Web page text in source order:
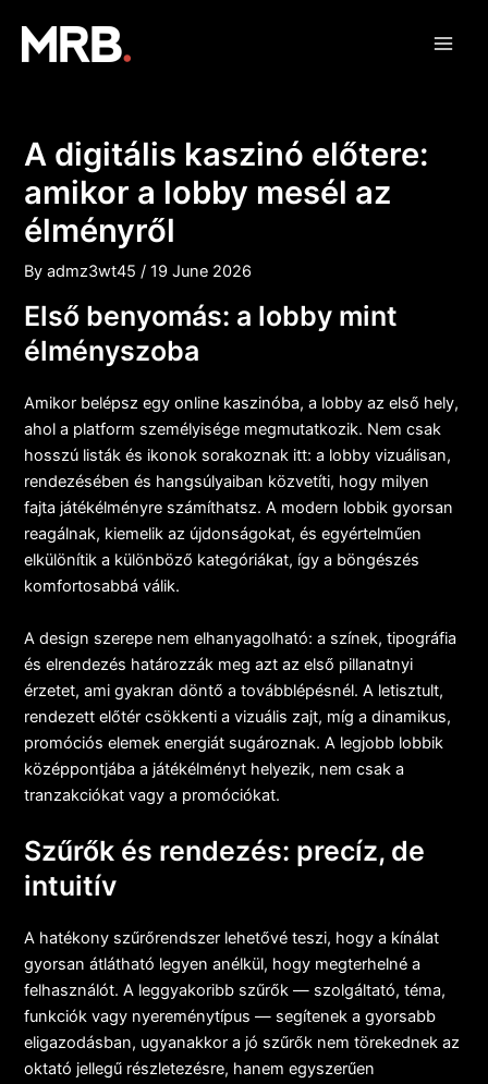
content
A digitális kaszinó előtere:
amikor a lobby mesél az
élményről
Byadmz3wt45/19 June 2026
Első benyomás: a lobby mint
élményszoba
Amikor belépsz egy online kaszinóba, a lobby az első hely,
ahol a platform személyisége megmutatkozik. Nem csak
hosszú listák és ikonok sorakoznak itt: a lobby vizuálisan,
rendezésében és hangsúlyaiban közvetíti, hogy milyen
fajta játékélményre számíthatsz. A modern lobbik gyorsan
reagálnak, kiemelik az újdonságokat, és egyértelműen
elkülönítik a különböző kategóriákat, így a böngészés
komfortosabbá válik.
A design szerepe nem elhanyagolható: a színek, tipográfia
és elrendezés határozzák meg azt az első pillanatnyi
érzetet, ami gyakran döntő a továbblépésnél. A letisztult,
rendezett előtér csökkenti a vizuális zajt, míg a dinamikus,
promóciós elemek energiát sugároznak. A legjobb lobbik
középpontjába a játékélményt helyezik, nem csak a
tranzakciókat vagy a promóciókat.
Szűrők és rendezés: precíz, de
intuitív
A hatékony szűrőrendszer lehetővé teszi, hogy a kínálat
gyorsan átlátható legyen anélkül, hogy megterhelné a
felhasználót. A leggyakoribb szűrők — szolgáltató, téma,
funkciók vagy nyereménytípus — segítenek a gyorsabb
eligazodásban, ugyanakkor a jó szűrők nem törekednek az
oktató jellegű részletezésre, hanem egyszerűen
navigation